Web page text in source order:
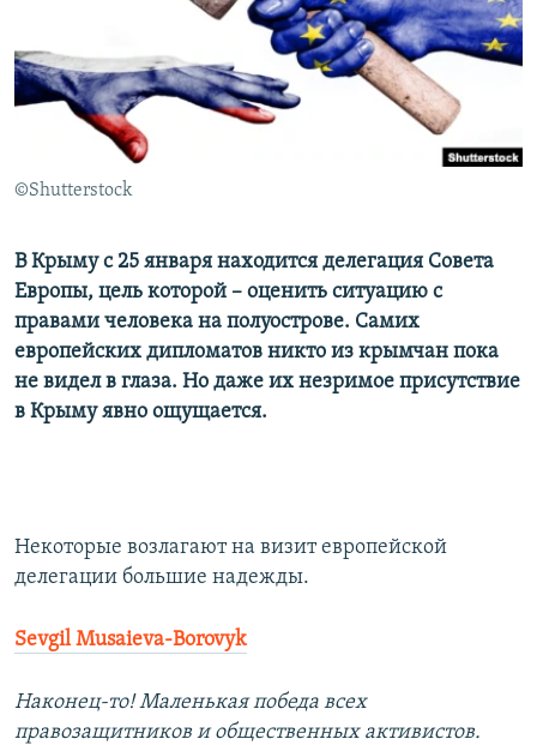
ПОБЕДИТЕЛЕЙ НЕ СУДЯТ?
КРЫМ.НЕПОКОРЕННЫЙ
ELIFBE
УКРАИНСКАЯ ПРОБЛЕМА КРЫМА
Все сайты RFE/RL
©Shutterstock
В Крыму с 25 января находится делегация Совета
Европы, цель которой – оценить ситуацию с
правами человека на полуострове. Самих
европейских дипломатов никто из крымчан пока
не видел в глаза. Но даже их незримое присутствие
в Крыму явно ощущается.
Некоторые возлагают на визит европейской
делегации большие надежды.
Sevgil Musaieva-Borovyk
Наконец-то! Маленькая победа всех
правозащитников и общественных активистов.